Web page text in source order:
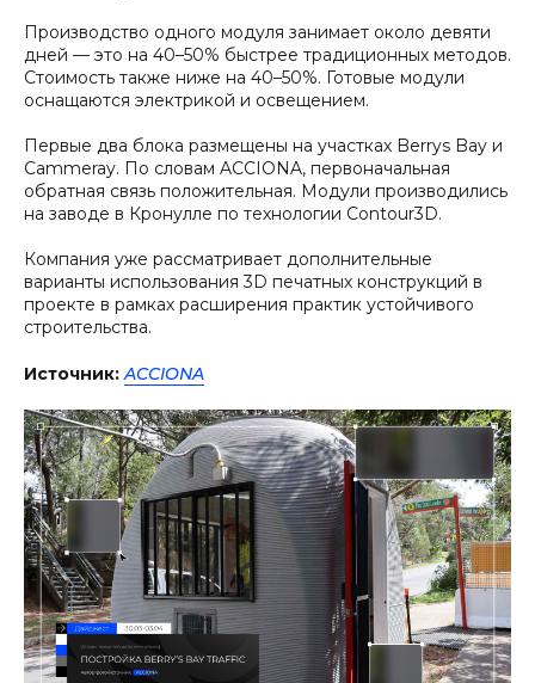
Производство одного модуля занимает около девяти
дней — это на 40–50% быстрее традиционных методов.
Стоимость также ниже на 40–50%. Готовые модули
оснащаются электрикой и освещением.
Первые два блока размещены на участках Berrys Bay и
Cammeray. По словам ACCIONA, первоначальная
обратная связь положительная. Модули производились
на заводе в Кронулле по технологии Contour3D.
Компания уже рассматривает дополнительные
варианты использования 3D печатных конструкций в
проекте в рамках расширения практик устойчивого
строительства.
Источник: ACCIONA